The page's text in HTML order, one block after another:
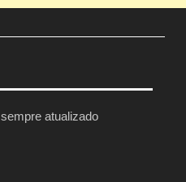
atualizado